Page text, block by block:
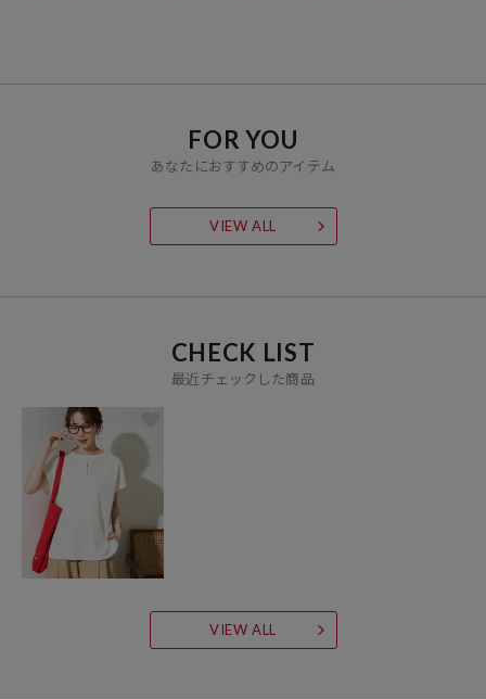
FOR YOU
あなたにおすすめのアイテム
VIEW ALL
CHECK LIST
最近チェックした商品
VIEW ALL